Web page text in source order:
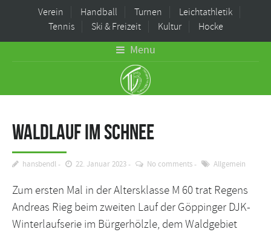
Verein Handball Turnen
Leichtathletik
Tennis
Ski & Freizeit Kultur Hocke
Menu
Waldlauf im Schnee
hansbendl 22. Januar 2023 No comments Allgemein
Zum ersten Mal in der Altersklasse M 60 trat Regens
Andreas Rieg beim zweiten Lauf der Göppinger DJK-
Winterlaufserie im Bürgerhölzle, dem Waldgebiet